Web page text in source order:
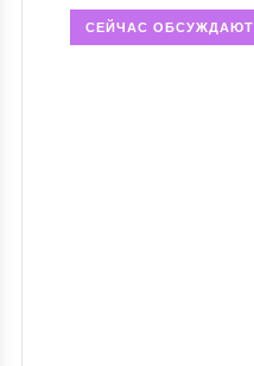
СЕЙЧАС ОБСУЖДАЮТ